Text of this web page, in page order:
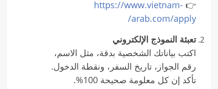
👉
https://www.vietnam-
arab.com/apply/
تعبئة النموذج الإلكتروني
اكتب بياناتك الشخصية بدقة، مثل الاسم،
رقم الجواز، تاريخ السفر، ونقطة الدخول.
تأكد إن كل معلومة صحيحة 100%.